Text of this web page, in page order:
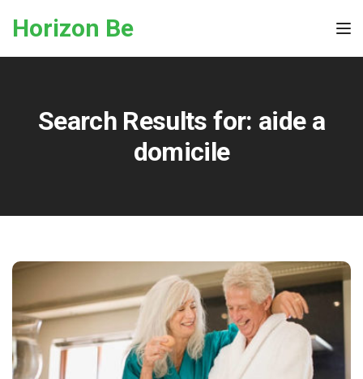
Horizon Be
Search Results for: aide a
domicile